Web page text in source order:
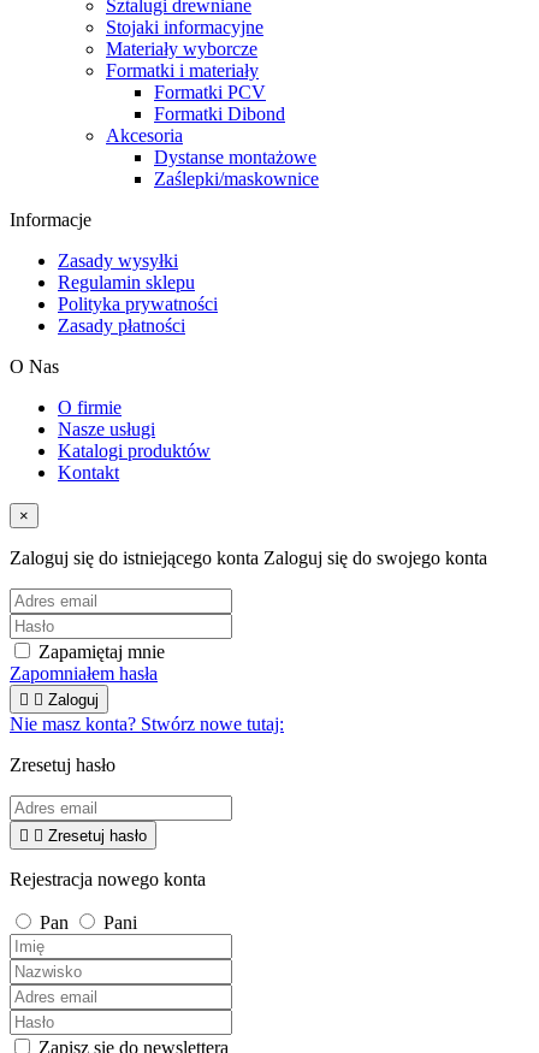
Sztalugi drewniane
Stojaki informacyjne
Materiały wyborcze
Formatki i materiały
Formatki PCV
Formatki Dibond
Akcesoria
Dystanse montażowe
Zaślepki/maskownice
Informacje
Zasady wysyłki
Regulamin sklepu
Polityka prywatności
Zasady płatności
O Nas
O firmie
Nasze usługi
Katalogi produktów
Kontakt
×
Zaloguj się do istniejącego konta Zaloguj się do swojego konta
Zapamiętaj mnie
Zapomniałem hasła
  Zaloguj
Nie masz konta? Stwórz nowe tutaj:
Zresetuj hasło
  Zresetuj hasło
Rejestracja nowego konta
Pan Pani
Zapisz się do newslettera